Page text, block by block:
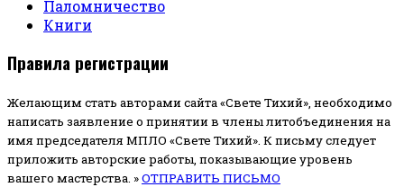
Паломничество
Книги
Правила регистрации
Желающим стать авторами сайта «Свете Тихий», необходимо
написать заявление о принятии в члены литобъединения на
имя председателя МПЛО «Свете Тихий». К письму следует
приложить авторские работы, показывающие уровень
вашего мастерства. »ОТПРАВИТЬ ПИСЬМО